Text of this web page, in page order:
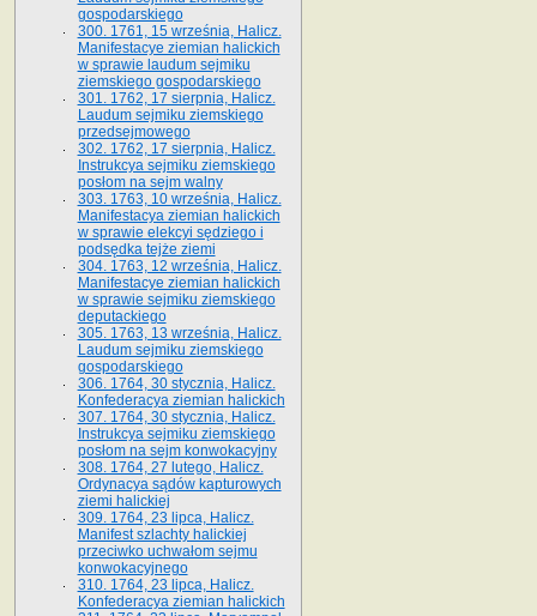
gospodarskiego
300. 1761, 15 września, Halicz.
Manifestacye ziemian halickich
w sprawie laudum sejmiku
ziemskiego gospodarskiego
301. 1762, 17 sierpnia, Halicz.
Laudum sejmiku ziemskiego
przedsejmowego
302. 1762, 17 sierpnia, Halicz.
Instrukcya sejmiku ziemskiego
posłom na sejm walny
303. 1763, 10 września, Halicz.
Manifestacya ziemian halickich
w sprawie elekcyi sędziego i
podsędka tejże ziemi
304. 1763, 12 września, Halicz.
Manifestacye ziemian halickich
w sprawie sejmiku ziemskiego
deputackiego
305. 1763, 13 września, Halicz.
Laudum sejmiku ziemskiego
gospodarskiego
306. 1764, 30 stycznia, Halicz.
Konfederacya ziemian halickich
307. 1764, 30 stycznia, Halicz.
Instrukcya sejmiku ziemskiego
posłom na sejm konwokacyjny
308. 1764, 27 lutego, Halicz.
Ordynacya sądów kapturowych
ziemi halickiej
309. 1764, 23 lipca, Halicz.
Manifest szlachty halickiej
przeciwko uchwałom sejmu
konwokacyjnego
310. 1764, 23 lipca, Halicz.
Konfederacya ziemian halickich